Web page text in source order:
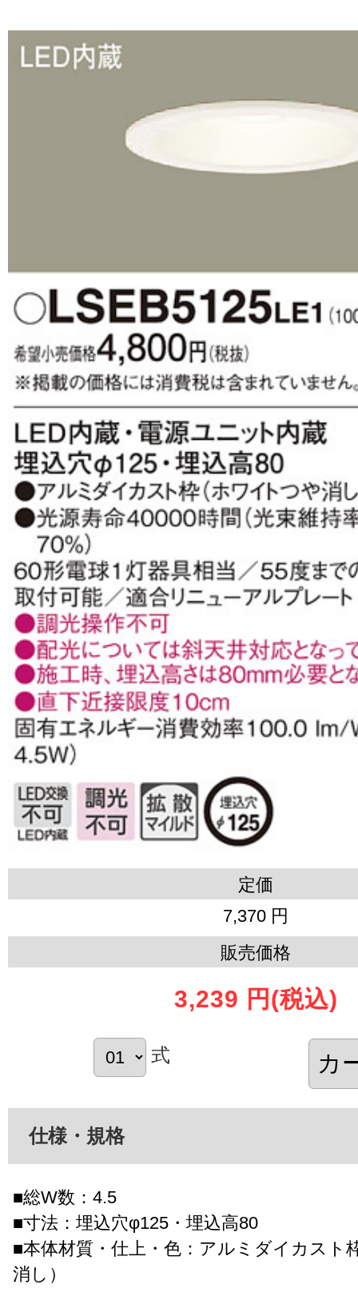
定価
7,370 円
販売価格
3,239 円 (税込)
式
仕様・規格
■総W数：4.5
■寸法：埋込穴φ125・埋込高80
■本体材質・仕上・色：アルミダイカスト
消し）